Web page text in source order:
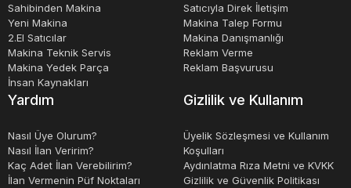
metal ve diğer malzemelerle uyumlu olabilir. Bu, ürünlerin
doğru şekilde paketlenmesini ve korunmasını sağlar.
Sonuç olarak, paketleme makineleri, farklı sektörlerdeki
ve işlevsel makinelerdir. Otomatik ve yarı otomatik
seçenekleri mevcuttur ve üretim sürecinde zaman, işgücü
ve maliyet tasarrufu sağlar. Bu makineler, ürünleri doğru
Sahibinden Makina
Yeni Makina
2.El Satıcılar
Makina Teknik Servis
Makina Yedek Parça
İnsan Kaynakları
Satıcıyla Direk İletişim
Makina Talep Formu
Makina Danışmanlığı
Reklam Verme
Reklam Başvurusu
Yardım
Nasıl Üye Olurum?
Nasıl İlan Veririm?
Kaç Adet İlan Verebilirim?
İlan Vermenin Püf Noktaları
Gizlilik ve Kullanım
Üyelik Sözleşmesi ve Kullanım
Koşulları
Aydınlatma Rıza Metni ve KVKK
Gizlilik ve Güvenlik Politikası